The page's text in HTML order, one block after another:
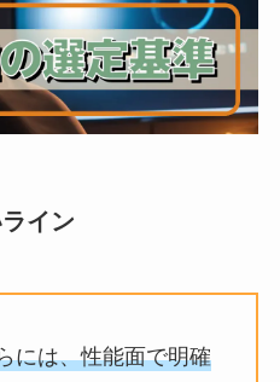
イン
には、性能面で明確